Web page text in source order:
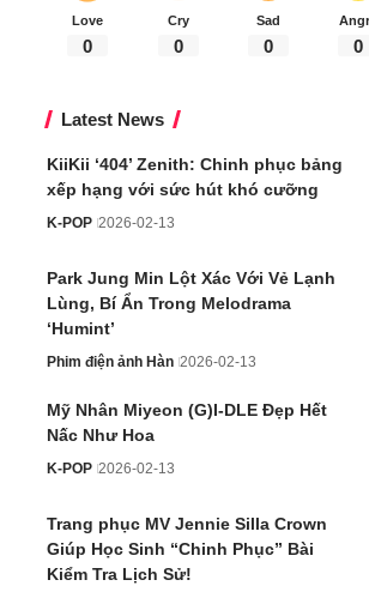
Love
0
Cry
0
Sad
0 0
Latest News
KiiKii ‘404’ Zenith: Chinh phục bảng
xếp hạng với sức hút khó cưỡng
K-POP 2026-02-13
Park Jung Min Lột Xác Với Vẻ Lạnh
Lùng, Bí Ẩn Trong Melodrama
‘Humint’
Phim điện ảnh Hàn 2026-02-13
Mỹ Nhân Miyeon (G)I-DLE Đẹp Hết
Nấc Như Hoa
K-POP 2026-02-13
Trang phục MV Jennie Silla Crown
Giúp Học Sinh “Chinh Phục” Bài
Kiểm Tra Lịch Sử!